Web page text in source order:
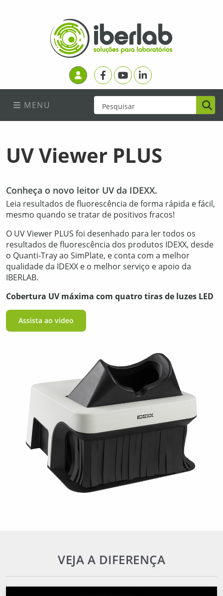
LoginFacebook
Youtube
Linkedin
MENU
UV Viewer PLUS
Conheça o novo leitor UV da IDEXX.
Leia resultados de fluorescência de forma rápida e fácil,
mesmo quando se tratar de positivos fracos!
O UV Viewer PLUS foi desenhado para ler todos os
resultados de fluorescência dos produtos IDEXX, desde
o Quanti-Tray ao SimPlate, e conta com a melhor
qualidade da IDEXX e o melhor serviço e apoio da
IBERLAB.
Cobertura UV máxima com quatro tiras de luzes LED
Assista ao video
VEJA A DIFERENÇA